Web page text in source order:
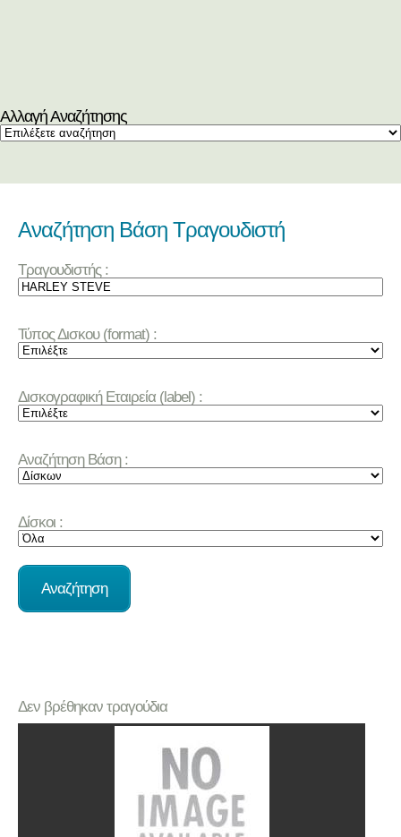
Αλλαγή Αναζήτησης
Αναζήτηση Βάση Τραγουδιστή
Τραγουδιστής :
Τύπος Δισκου (format) :
Δισκογραφική Εταιρεία (label) :
Αναζήτηση Βάση :
Δίσκοι :
Δεν βρέθηκαν τραγούδια